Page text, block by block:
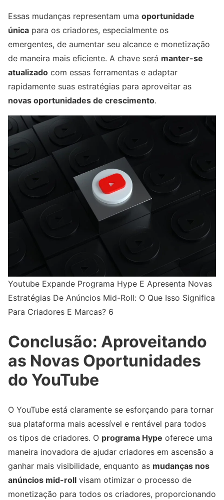
Essas mudanças representam uma oportunidade
única para os criadores, especialmente os
emergentes, de aumentar seu alcance e monetização
de maneira mais eficiente. A chave será manter-se
atualizado com essas ferramentas e adaptar
rapidamente suas estratégias para aproveitar as
novas oportunidades de crescimento.
Youtube Expande Programa Hype E Apresenta Novas
Estratégias De Anúncios Mid-Roll: O Que Isso Significa
Para Criadores E Marcas? 6
Conclusão: Aproveitando
as Novas Oportunidades
do YouTube
O YouTube está claramente se esforçando para tornar
sua plataforma mais acessível e rentável para todos
os tipos de criadores. O programa Hype oferece uma
maneira inovadora de ajudar criadores em ascensão a
ganhar mais visibilidade, enquanto as mudanças nos
anúncios mid-roll visam otimizar o processo de
monetização para todos os criadores, proporcionando